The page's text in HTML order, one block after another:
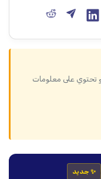
تحتوي على معلومات
✨ جديد